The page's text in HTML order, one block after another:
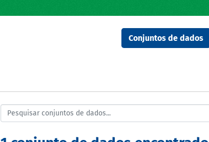
Conjuntos de dados